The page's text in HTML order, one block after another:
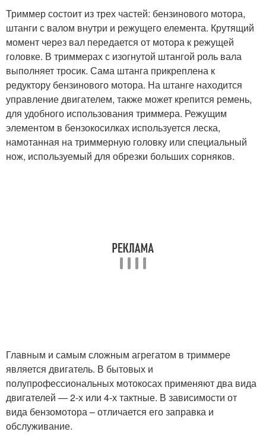
Триммер состоит из трех частей: бензинового мотора,
штанги с валом внутри и режущего елемента. Крутящий
момент через вал передается от мотора к режущей
головке. В триммерах с изогнутой штангой роль вала
выполняет тросик. Сама штанга прикреплена к
редуктору бензинового мотора. На штанге находится
управление двигателем, также может крепится ремень,
для удобного использования триммера. Режущим
элементом в бензокосилках используется леска,
намотанная на триммерную головку или специальный
нож, используемый для обрезки больших сорняков.
Главным и самым сложным агрегатом в триммере
является двигатель. В бытовых и
полупрофессиональных мотокосах применяют два вида
двигателей — 2-х или 4-х тактные. В зависимости от
вида бензомотора – отличается его заправка и
обслуживание.